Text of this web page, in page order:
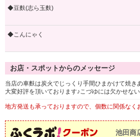
◆豆麩(志ら玉麩)
◆こんにゃく
お店・スポットからのメッセージ
当店の車麩は炭火でじっくり手間ひまかけて焼
大変好評を頂いております♪こづゆには欠かせな
地方発送も承っておりますので、個数に関係なく
池田商